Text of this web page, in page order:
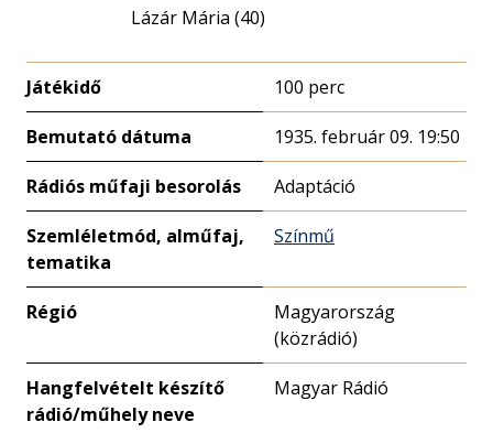
Lázár Mária (40)
Játékidő 100 perc
Bemutató dátuma 1935. február 09. 19:50
Rádiós műfaji besorolás Adaptáció
Szemléletmód, alműfaj,
tematika
Színmű
Régió
Magyarország
(közrádió)
Hangfelvételt készítő
rádió/műhely neve
Magyar Rádió